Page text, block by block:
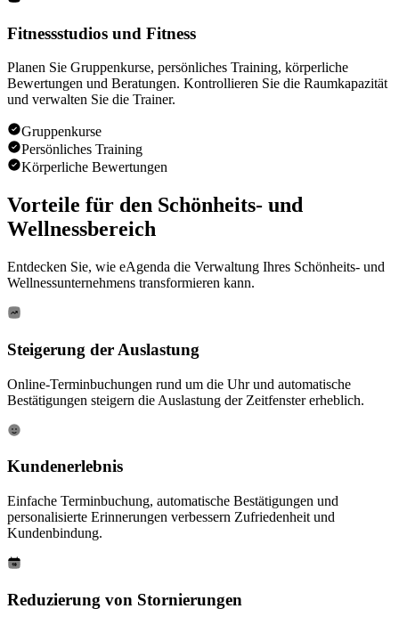
Fitnessstudios und Fitness
Planen Sie Gruppenkurse, persönliches Training, körperliche
Bewertungen und Beratungen. Kontrollieren Sie die Raumkapazität
und verwalten Sie die Trainer.
Gruppenkurse
Persönliches Training
Körperliche Bewertungen
Vorteile für den Schönheits- und
Wellnessbereich
Entdecken Sie, wie eAgenda die Verwaltung Ihres Schönheits- und
Wellnessunternehmens transformieren kann.
Steigerung der Auslastung
Online-Terminbuchungen rund um die Uhr und automatische
Bestätigungen steigern die Auslastung der Zeitfenster erheblich.
Kundenerlebnis
Einfache Terminbuchung, automatische Bestätigungen und
personalisierte Erinnerungen verbessern Zufriedenheit und
Kundenbindung.
Reduzierung von Stornierungen